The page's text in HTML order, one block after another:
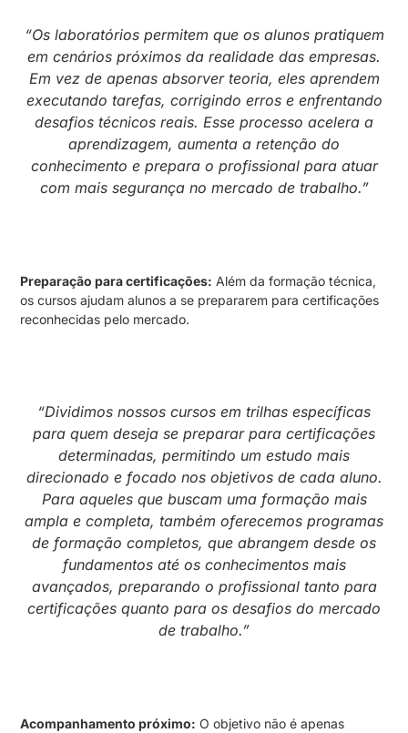
“Os laboratórios permitem que os alunos pratiquem
em cenários próximos da realidade das empresas.
Em vez de apenas absorver teoria, eles aprendem
executando tarefas, corrigindo erros e enfrentando
desafios técnicos reais. Esse processo acelera a
aprendizagem, aumenta a retenção do
conhecimento e prepara o profissional para atuar
com mais segurança no mercado de trabalho.”
Preparação para certificações: Além da formação técnica,
os cursos ajudam alunos a se prepararem para certificações
reconhecidas pelo mercado.
“Dividimos nossos cursos em trilhas específicas
para quem deseja se preparar para certificações
determinadas, permitindo um estudo mais
direcionado e focado nos objetivos de cada aluno.
Para aqueles que buscam uma formação mais
ampla e completa, também oferecemos programas
de formação completos, que abrangem desde os
fundamentos até os conhecimentos mais
avançados, preparando o profissional tanto para
certificações quanto para os desafios do mercado
de trabalho.”
Acompanhamento próximo: O objetivo não é apenas